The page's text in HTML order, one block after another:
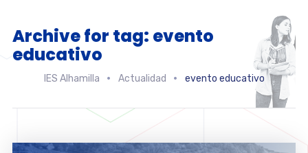
Archive for tag: evento
educativo
IES Alhamilla Actualidad evento educativo